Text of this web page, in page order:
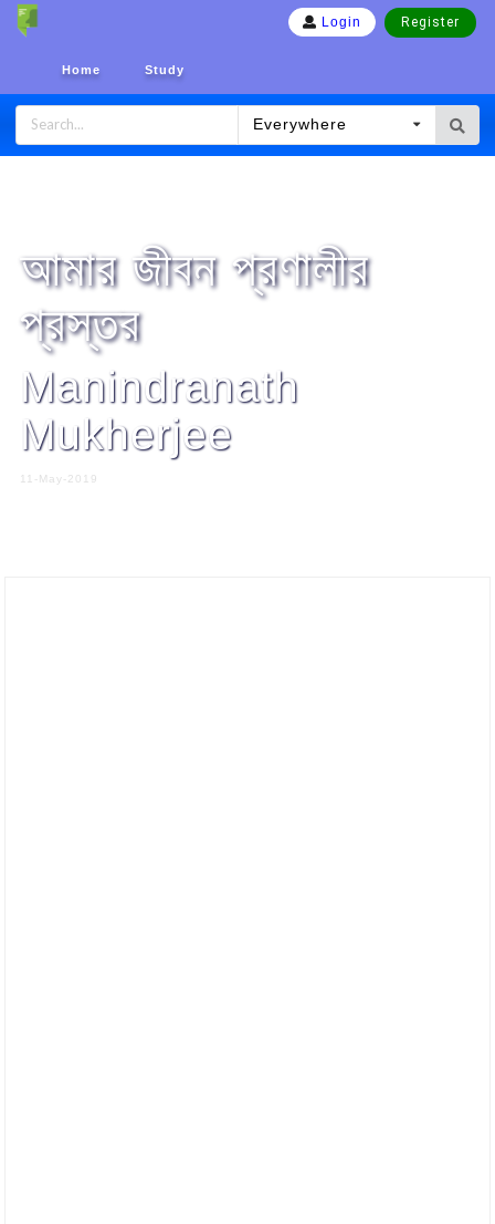
Login Register
Home Study
Everywhere
আমার জীবন প্রণালীর
প্রস্তর
Manindranath
Mukherjee
11-May-2019